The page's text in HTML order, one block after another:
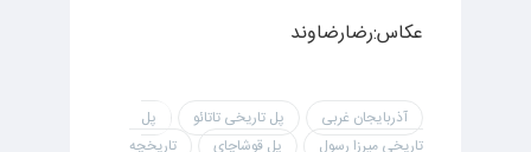
عکاس:رضارضاوند
آذربایجان غربی پل تاریخی تاتائو
پل
تاریخی میرزا رسول
پل قوشاچای
تاریخچه